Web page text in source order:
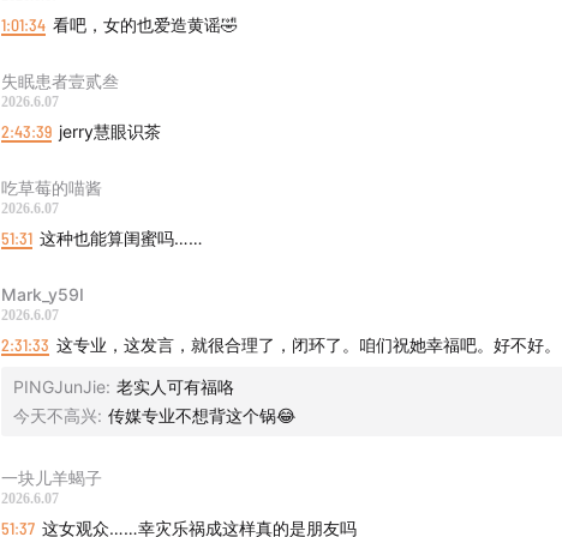
1:01:34 看吧，女的也爱造黄谣🤣
失眠患者壹贰叁
2026.6.07
2:43:39 jerry慧眼识茶
吃草莓的喵酱
2026.6.07
51:31 这种也能算闺蜜吗……
Mark_y59I
2026.6.07
2:31:33 这专业，这发言，就很合理了，闭环了。咱们祝她幸福吧。好不好。
PINGJunJie: 老实人可有福咯
今天不高兴: 传媒专业不想背这个锅😂
一块儿羊蝎子
2026.6.07
51:37 这女观众……幸灾乐祸成这样真的是朋友吗